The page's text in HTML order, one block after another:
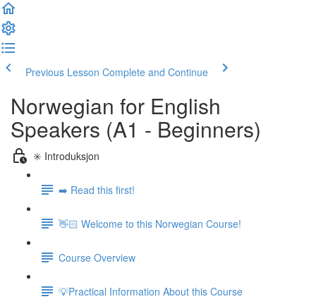
Previous Lesson Complete and Continue
Norwegian for English
Speakers (A1 - Beginners)
✳️ Introduksjon
➡️ Read this first!
👋🏻 Welcome to this Norwegian Course!
Course Overview
💡Practical Information About this Course